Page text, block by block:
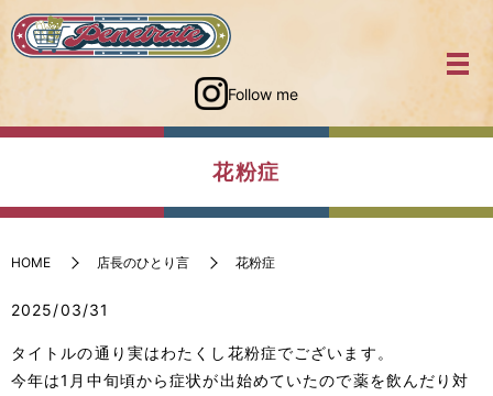
Follow me
花粉症
HOME 店長のひとり言 花粉症
2025/03/31
タイトルの通り実はわたくし花粉症でございます。
今年は1月中旬頃から症状が出始めていたので薬を飲んだり対